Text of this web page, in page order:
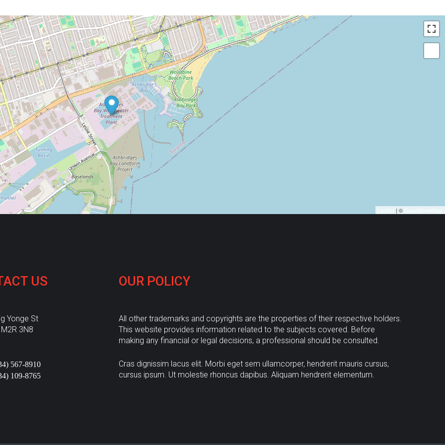
Leaflet | © OpenStreetMap
US
Yonge St
3N8
567-8910
109-8765
OUR POLICY
All other trademarks and copyrights are the properties of their respective holders.
This website provides information related to the subjects covered. Before
making any financial or legal decisions, a professional should be consulted.
Cras dignissim lacus elit. Morbi eget sem ullamcorper, hendrerit mauris cursus,
cursus ipsum. Ut molestie rhoncus dapibus. Aliquam hendrerit elementum.